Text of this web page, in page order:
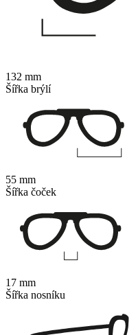
132 mm
Šířka brýlí
55 mm
Šířka čoček
17 mm
Šířka nosníku